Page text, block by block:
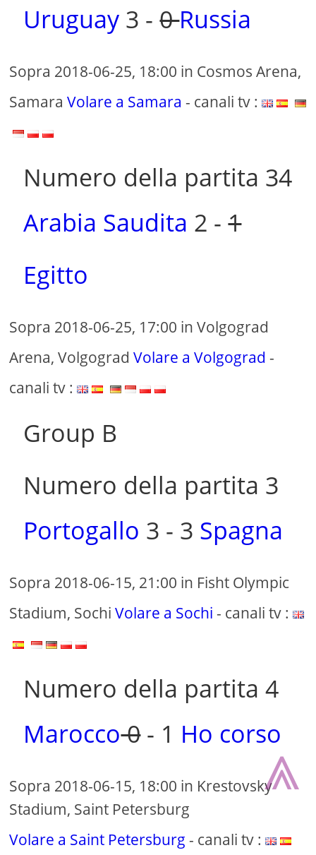
Uruguay 3 -0Russia
Sopra 2018-06-25, 18:00 in Cosmos Arena,
SamaraVolare a Samara - canali tv :
Numero della partita 34
Arabia Saudita 2 -1
Egitto
Sopra 2018-06-25, 17:00 in Volgograd
Arena, VolgogradVolare a Volgograd -
canali tv :
Group B
Numero della partita 3
Portogallo 3 - 3 Spagna
Sopra 2018-06-15, 21:00 in Fisht Olympic
Stadium, SochiVolare a Sochi - canali tv :
Numero della partita 4
Marocco0- 1 Ho corso
Sopra 2018-06-15, 18:00 in Krestovsky
Stadium, Saint Petersburg
Volare a Saint Petersburg - canali tv :
⩓